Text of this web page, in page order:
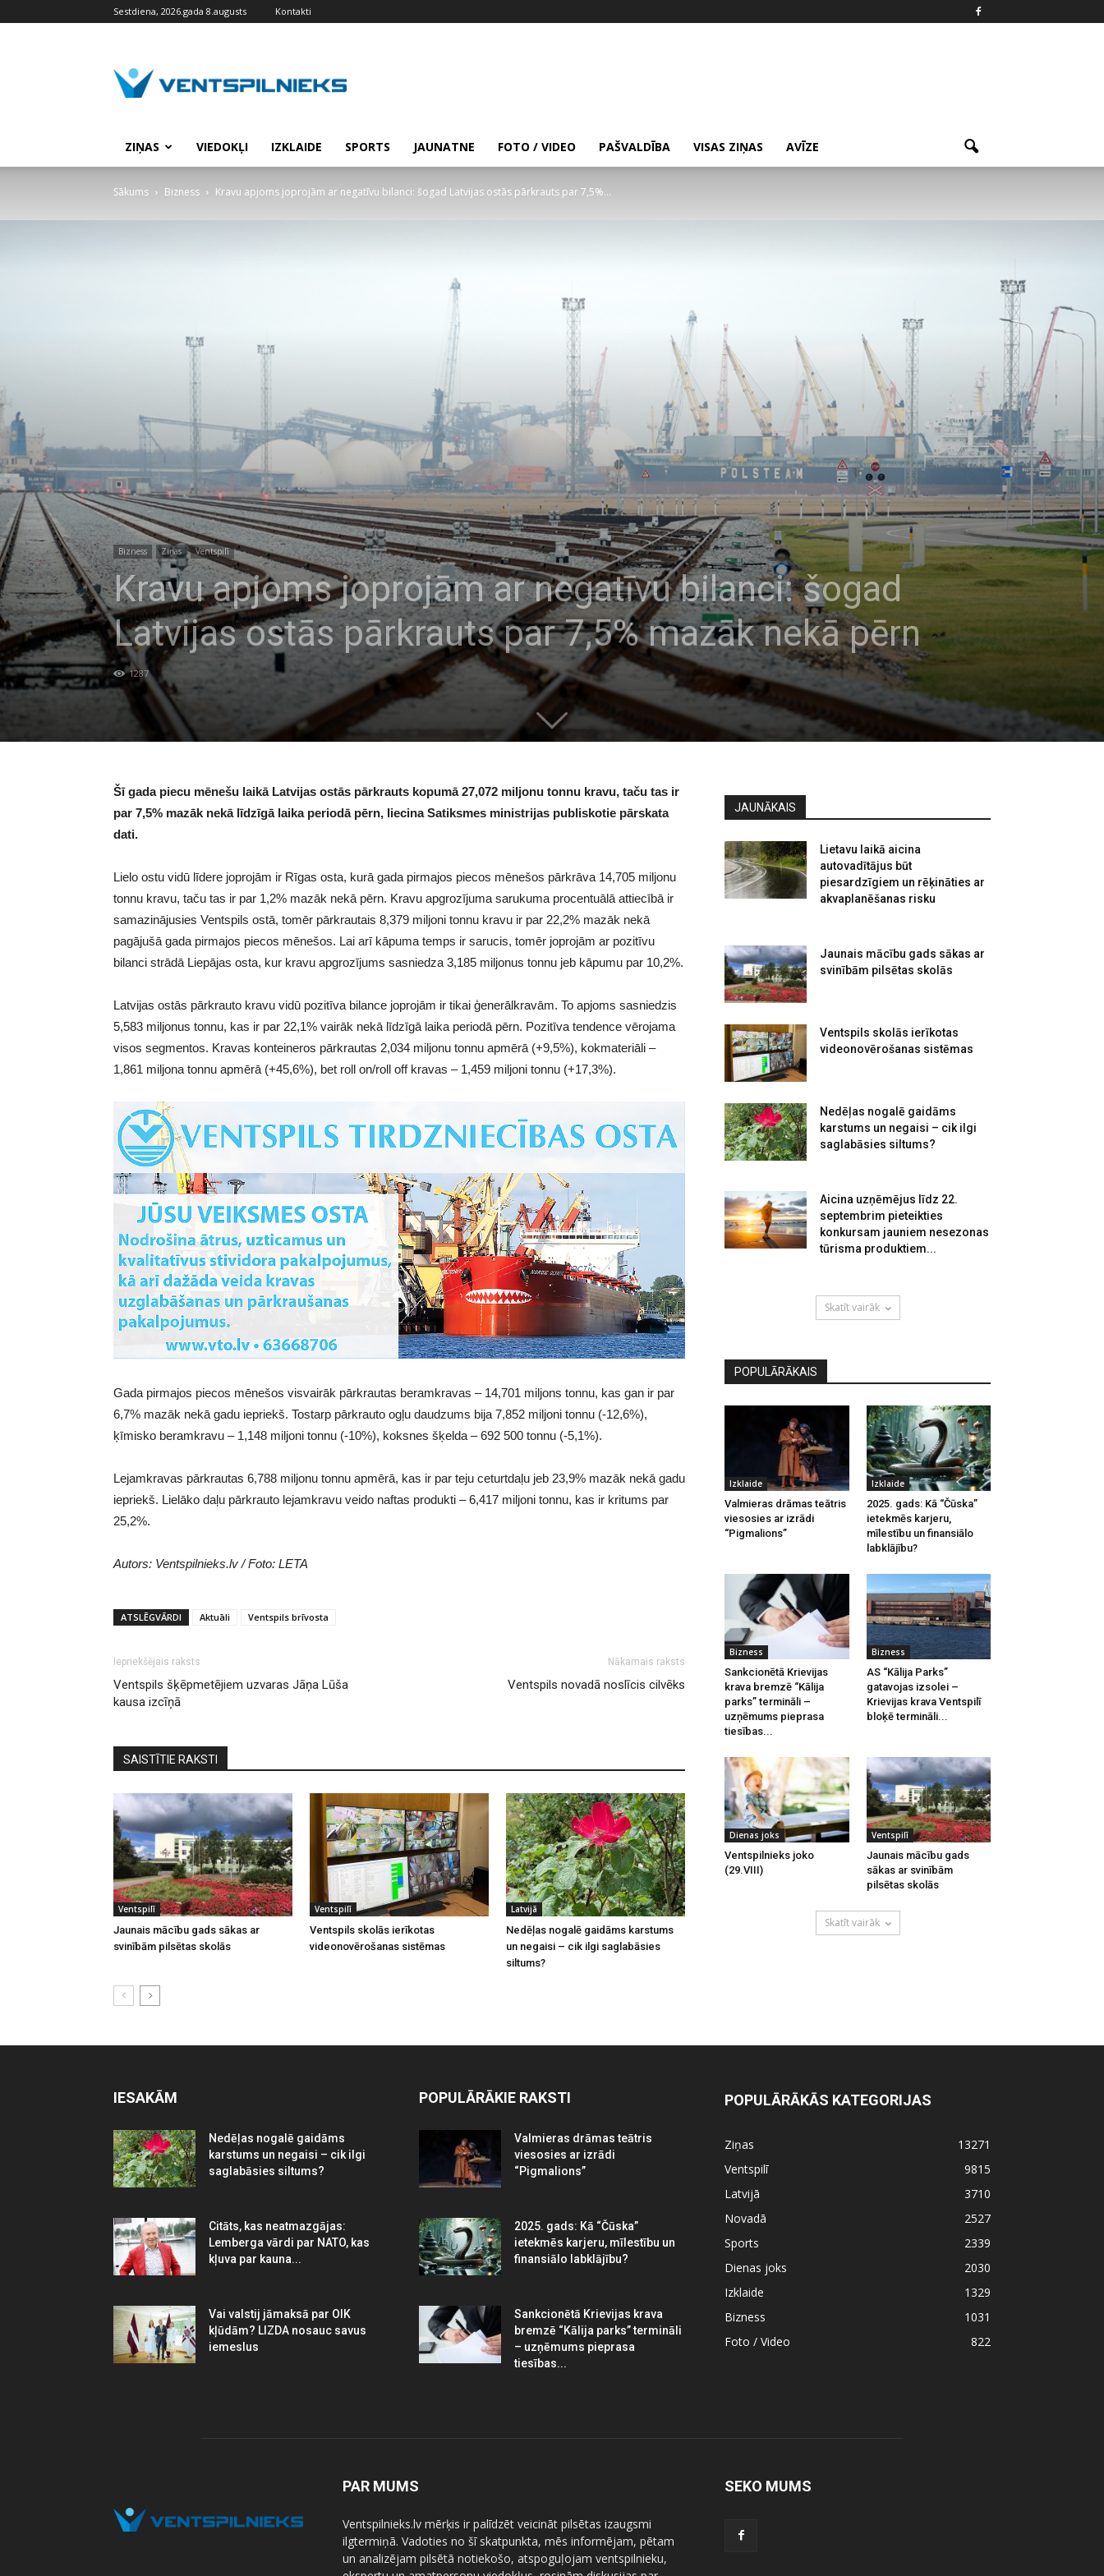
Sestdiena, 2026.gada 8.augusts Kontakti
ZIŅAS VIEDOKĻI IZKLAIDE SPORTS JAUNATNE FOTO / VIDEO PAŠVALDĪBA VISAS ZIŅAS AVĪZE
Sākums Bizness Kravu apjoms joprojām ar negatīvu bilanci: šogad Latvijas ostās pārkrauts par 7,5%...
Bizness Ziņas Ventspilī
Kravu apjoms joprojām ar negatīvu bilanci: šogad
Latvijas ostās pārkrauts par 7,5% mazāk nekā pērn
1287
Šī gada piecu mēnešu laikā Latvijas ostās pārkrauts kopumā 27,072 miljonu tonnu kravu, taču tas ir
par 7,5% mazāk nekā līdzīgā laika periodā pērn, liecina Satiksmes ministrijas publiskotie pārskata
dati.
Lielo ostu vidū līdere joprojām ir Rīgas osta, kurā gada pirmajos piecos mēnešos pārkrāva 14,705 miljonu
tonnu kravu, taču tas ir par 1,2% mazāk nekā pērn. Kravu apgrozījuma sarukuma procentuālā attiecībā ir
samazinājusies Ventspils ostā, tomēr pārkrautais 8,379 miljoni tonnu kravu ir par 22,2% mazāk nekā
pagājušā gada pirmajos piecos mēnešos. Lai arī kāpuma temps ir sarucis, tomēr joprojām ar pozitīvu
bilanci strādā Liepājas osta, kur kravu apgrozījums sasniedza 3,185 miljonus tonnu jeb kāpumu par 10,2%.
Latvijas ostās pārkrauto kravu vidū pozitīva bilance joprojām ir tikai ģenerālkravām. To apjoms sasniedzis
5,583 miljonus tonnu, kas ir par 22,1% vairāk nekā līdzīgā laika periodā pērn. Pozitīva tendence vērojama
visos segmentos. Kravas konteineros pārkrautas 2,034 miljonu tonnu apmērā (+9,5%), kokmateriāli –
1,861 miljona tonnu apmērā (+45,6%), bet roll on/roll off kravas – 1,459 miljoni tonnu (+17,3%).
Gada pirmajos piecos mēnešos visvairāk pārkrautas beramkravas – 14,701 miljons tonnu, kas gan ir par
6,7% mazāk nekā gadu iepriekš. Tostarp pārkrauto ogļu daudzums bija 7,852 miljoni tonnu (-12,6%),
ķīmisko beramkravu – 1,148 miljoni tonnu (-10%), koksnes šķelda – 692 500 tonnu (-5,1%).
Lejamkravas pārkrautas 6,788 miljonu tonnu apmērā, kas ir par teju ceturtdaļu jeb 23,9% mazāk nekā gadu
iepriekš. Lielāko daļu pārkrauto lejamkravu veido naftas produkti – 6,417 miljoni tonnu, kas ir kritums par
25,2%.
Autors: Ventspilnieks.lv / Foto: LETA
ATSLĒGVĀRDI Aktuāli Ventspils brīvosta
Iepriekšējais raksts
Ventspils šķēpmetējiem uzvaras Jāņa Lūša
kausa izcīņā
Nākamais raksts
Ventspils novadā noslīcis cilvēks
SAISTĪTIE RAKSTI
Ventspilī
Jaunais mācību gads sākas ar
svinībām pilsētas skolās
Ventspilī
Ventspils skolās ierīkotas
videonovērošanas sistēmas
Latvijā
Nedēļas nogalē gaidāms karstums
un negaisi – cik ilgi saglabāsies
siltums?
JAUNĀKAIS
Lietavu laikā aicina
autovadītājus būt
piesardzīgiem un rēķināties ar
akvaplanēšanas risku
Jaunais mācību gads sākas ar
svinībām pilsētas skolās
Ventspils skolās ierīkotas
videonovērošanas sistēmas
Nedēļas nogalē gaidāms
karstums un negaisi – cik ilgi
saglabāsies siltums?
Aicina uzņēmējus līdz 22.
septembrim pieteikties
konkursam jauniem nesezonas
tūrisma produktiem...
Skatīt vairāk
POPULĀRĀKAIS
Izklaide
Valmieras drāmas teātris
viesosies ar izrādi
“Pigmalions”
Izklaide
2025. gads: Kā “Čūska”
ietekmēs karjeru,
mīlestību un finansiālo
labklājību?
Bizness
Sankcionētā Krievijas
krava bremzē “Kālija
parks” termināli –
uzņēmums pieprasa
tiesības...
Bizness
AS “Kālija Parks”
gatavojas izsolei –
Krievijas krava Ventspilī
bloķē termināli...
Dienas joks
Ventspilnieks joko
(29.VIII)
Ventspilī
Jaunais mācību gads
sākas ar svinībām
pilsētas skolās
Skatīt vairāk
IESAKĀM
Nedēļas nogalē gaidāms
karstums un negaisi – cik ilgi
saglabāsies siltums?
Citāts, kas neatmazgājas:
Lemberga vārdi par NATO, kas
kļuva par kauna...
Vai valstij jāmaksā par OIK
kļūdām? LIZDA nosauc savus
iemeslus
POPULĀRĀKIE RAKSTI
Valmieras drāmas teātris
viesosies ar izrādi
“Pigmalions”
2025. gads: Kā “Čūska”
ietekmēs karjeru, mīlestību un
finansiālo labklājību?
Sankcionētā Krievijas krava
bremzē “Kālija parks” termināli
– uzņēmums pieprasa
tiesības...
POPULĀRĀKĀS KATEGORIJAS
Ziņas
13271
Ventspilī
9815
Latvijā
3710
Novadā
2527
Sports
2339
Dienas joks
2030
Izklaide
1329
Bizness
1031
Foto / Video
822
PAR MUMS
Ventspilnieks.lv mērķis ir palīdzēt veicināt pilsētas izaugsmi
ilgtermiņā. Vadoties no šī skatpunkta, mēs informējam, pētam
un analizējam pilsētā notiekošo, atspoguļojam ventspilnieku,
SEKO MUMS